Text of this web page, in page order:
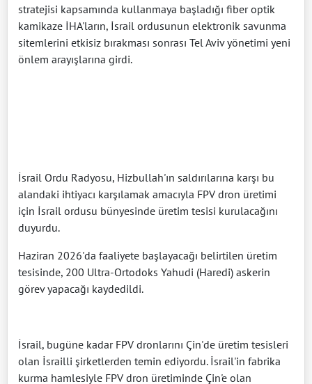
stratejisi kapsamında kullanmaya başladığı fiber optik
kamikaze İHA'ların, İsrail ordusunun elektronik savunma
sitemlerini etkisiz bırakması sonrası Tel Aviv yönetimi yeni
önlem arayışlarına girdi.
İsrail Ordu Radyosu, Hizbullah'ın saldırılarına karşı bu
alandaki ihtiyacı karşılamak amacıyla FPV dron üretimi
için İsrail ordusu bünyesinde üretim tesisi kurulacağını
duyurdu.
Haziran 2026'da faaliyete başlayacağı belirtilen üretim
tesisinde, 200 Ultra-Ortodoks Yahudi (Haredi) askerin
görev yapacağı kaydedildi.
İsrail, bugüne kadar FPV dronlarını Çin'de üretim tesisleri
olan İsrailli şirketlerden temin ediyordu. İsrail'in fabrika
kurma hamlesiyle FPV dron üretiminde Çin'e olan